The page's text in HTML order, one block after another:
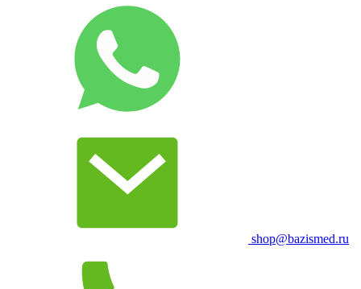
shop@bazismed.ru